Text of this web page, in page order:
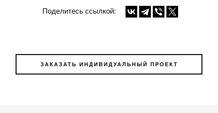
Поделитесь ссылкой:
ЗАКАЗАТЬ ИНДИВИДУАЛЬНЫЙ ПРОЕКТ